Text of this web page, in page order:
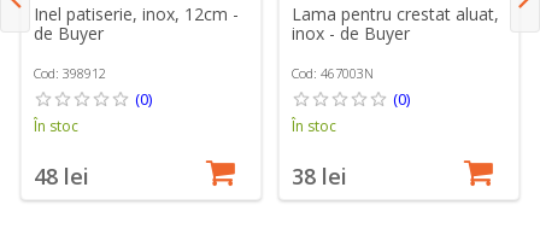
Inel patiserie, inox, 12cm -
de Buyer
Cod: 398912
(0)
În stoc
48 lei
Lama pentru crestat aluat,
inox - de Buyer
Cod: 467003N
(0)
În stoc
38 lei